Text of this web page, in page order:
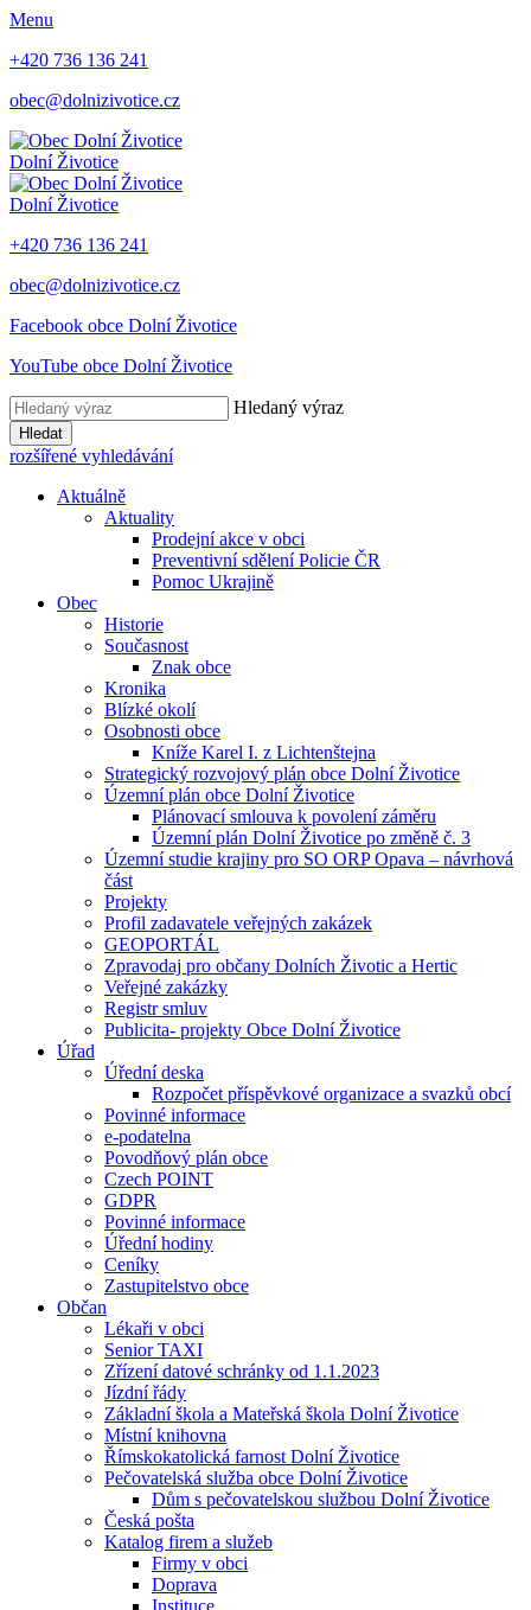
Menu
+420 736 136 241
obec@dolnizivotice.cz
Dolní Životice
Dolní Životice
+420 736 136 241
obec@dolnizivotice.cz
Facebook obce Dolní Životice
YouTube obce Dolní Životice
Hledaný výraz
Hledat
rozšířené vyhledávání
Aktuálně
Aktuality
Prodejní akce v obci
Preventivní sdělení Policie ČR
Pomoc Ukrajině
Obec
Historie
Současnost
Znak obce
Kronika
Blízké okolí
Osobnosti obce
Kníže Karel I. z Lichtenštejna
Strategický rozvojový plán obce Dolní Životice
Územní plán obce Dolní Životice
Plánovací smlouva k povolení záměru
Územní plán Dolní Životice po změně č. 3
Územní studie krajiny pro SO ORP Opava – návrhová
část
Projekty
Profil zadavatele veřejných zakázek
GEOPORTÁL
Zpravodaj pro občany Dolních Životic a Hertic
Veřejné zakázky
Registr smluv
Publicita- projekty Obce Dolní Životice
Úřad
Úřední deska
Rozpočet příspěvkové organizace a svazků obcí
Povinné informace
e-podatelna
Povodňový plán obce
Czech POINT
GDPR
Povinné informace
Úřední hodiny
Ceníky
Zastupitelstvo obce
Občan
Lékaři v obci
Senior TAXI
Zřízení datové schránky od 1.1.2023
Jízdní řády
Základní škola a Mateřská škola Dolní Životice
Místní knihovna
Římskokatolická farnost Dolní Životice
Pečovatelská služba obce Dolní Životice
Dům s pečovatelskou službou Dolní Životice
Česká pošta
Katalog firem a služeb
Firmy v obci
Doprava
Instituce